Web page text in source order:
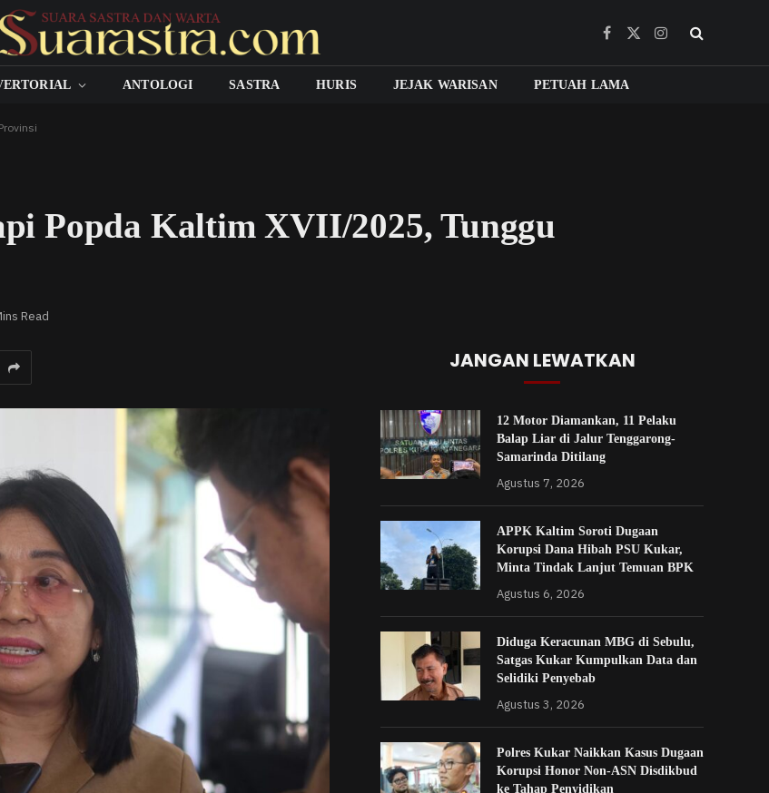
Facebook
X
Instagram
ANTOLOGI SASTRA HURIS JEJAK WARISAN PETUAH LAMA
Popda Kaltim XVII/2025, Tunggu
Read
JANGAN LEWATKAN
12 Motor Diamankan, 11 Pelaku
Balap Liar di Jalur Tenggarong-
Samarinda Ditilang
Agustus 7, 2026
APPK Kaltim Soroti Dugaan
Korupsi Dana Hibah PSU Kukar,
Minta Tindak Lanjut Temuan BPK
Agustus 6, 2026
Diduga Keracunan MBG di Sebulu,
Satgas Kukar Kumpulkan Data dan
Selidiki Penyebab
Agustus 3, 2026
Polres Kukar Naikkan Kasus Dugaan
Korupsi Honor Non-ASN Disdikbud
ke Tahap Penyidikan